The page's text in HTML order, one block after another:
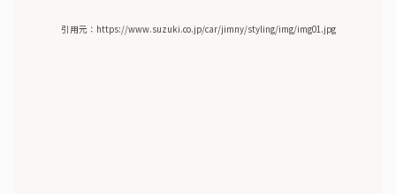
引用元：https://www.suzuki.co.jp/car/jimny/styling/img/img01.jpg